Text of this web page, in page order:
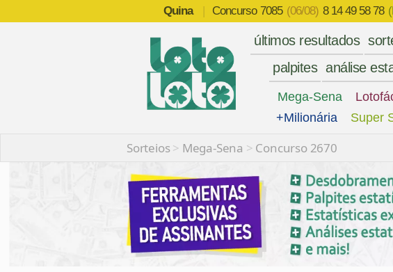
Quina | Concurso 7085 (06/08) 8 14 49 58 78
últimos resultados
palpites análise
Mega-Sena
+Milionária
Super
Sorteios> Mega-Sena > Concurso 2670